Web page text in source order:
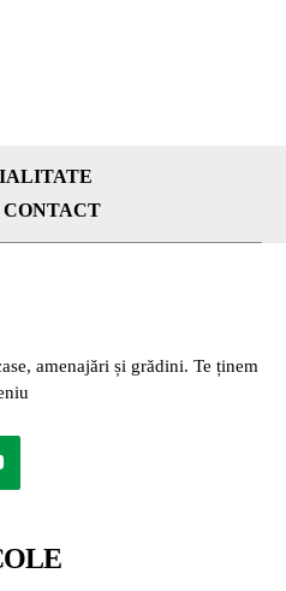
CONTACT
amenajări și grădini. Te ținem